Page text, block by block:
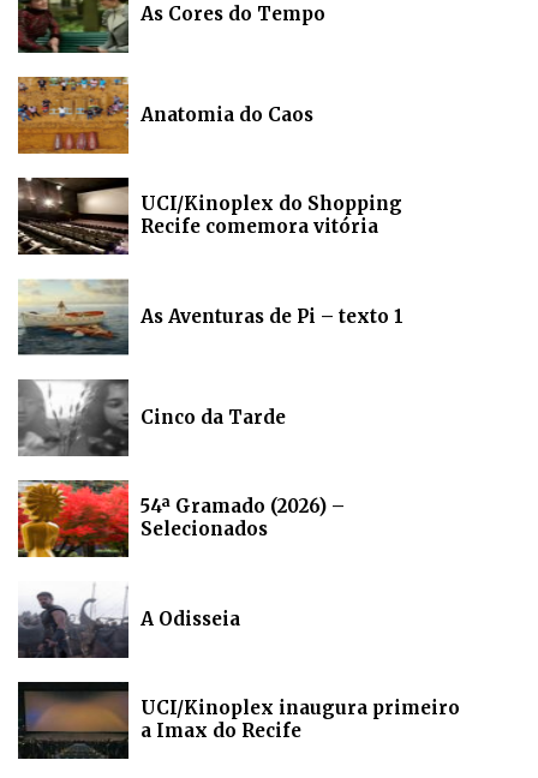
As Cores do Tempo
Anatomia do Caos
UCI/Kinoplex do Shopping
Recife comemora vitória
As Aventuras de Pi – texto 1
Cinco da Tarde
54ª Gramado (2026) –
Selecionados
A Odisseia
UCI/Kinoplex inaugura primeiro
a Imax do Recife